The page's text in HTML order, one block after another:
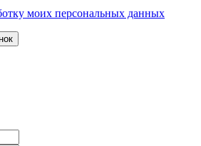
моих персональных данных